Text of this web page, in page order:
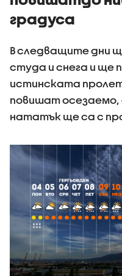
градуса
В следващите дни
студа и снега и ще
истинската
повишат
нататък ще са с